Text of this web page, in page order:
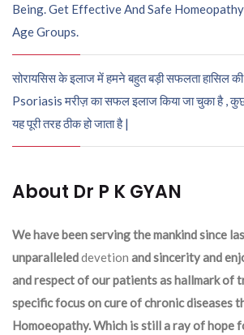
Being. Get Effective And Safe
Age Groups.
सोरायसिस के इलाज में हमने बहुत बड़ी सफलता हासिल
Psoriasis मरीज़ का सफल इलाज किया जा चुका है ,
यह पूरी तरह ठीक हो जाता है |
About Dr P K GYAN
We have been serving the mankind since
unparalleleddevetion and sincerity and
and respect of our patients as hallmark of
specific focus on cure of chronic diseases
Homoeopathy. Which is still a ray of hope